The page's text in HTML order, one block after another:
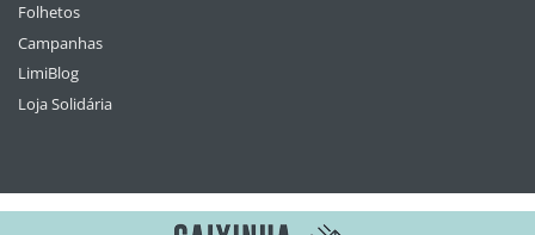
Folhetos
Campanhas
LimiBlog
Loja Solidária